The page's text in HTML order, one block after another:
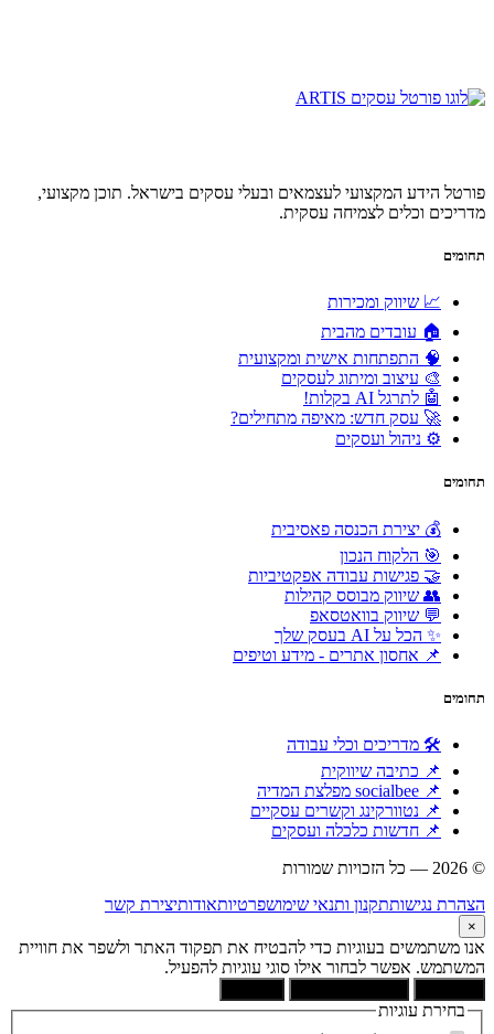
פורטל הידע המקצועי לעצמאים ובעלי עסקים בישראל. תוכן מקצועי,
מדריכים וכלים לצמיחה עסקית.
תחומים
📈 שיווק ומכירות
🏠 עובדים מהבית
🧠 התפתחות אישית ומקצועית
🎨 עיצוב ומיתוג לעסקים
🤖 לתרגל AI בקלות!
🚀 עסק חדש: מאיפה מתחילים?
⚙️ ניהול ועסקים
תחומים
💰 יצירת הכנסה פאסיבית
🎯 הלקוח הנכון
🤝 פגישות עבודה אפקטיביות
👥 שיווק מבוסס קהילות
💬 שיווק בוואטסאפ
✨ הכל על AI בעסק שלך
📌 אחסון אתרים - מידע וטיפים
תחומים
🛠 מדריכים וכלי עבודה
📌 כתיבה שיווקית
📌 socialbee מפלצת המדיה
📌 נטוורקינג וקשרים עסקיים
📌 חדשות כלכלה ועסקים
© 2026 — כל הזכויות שמורות
הצהרת נגישותתקנון ותנאי שימושפרטיותאודותיצירת קשר
×
אנו משתמשים בעוגיות כדי להבטיח את תפקוד האתר ולשפר את חוויית
המשתמש. אפשר לבחור אילו סוגי עוגיות להפעיל.
בחירת עוגיות